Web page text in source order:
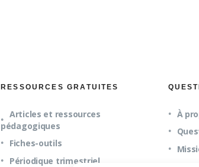
RESSOURCES GRATUITES
Articles et ressources
pédagogiques
Fiches-outils
Périodique trimestriel
À